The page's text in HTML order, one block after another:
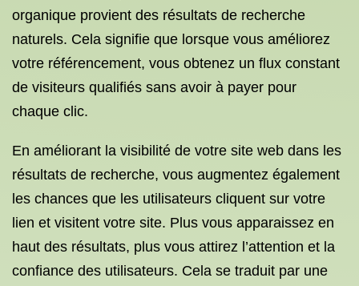
organique provient des résultats de recherche
naturels. Cela signifie que lorsque vous améliorez
votre référencement, vous obtenez un flux constant
de visiteurs qualifiés sans avoir à payer pour
chaque clic.
En améliorant la visibilité de votre site web dans les
résultats de recherche, vous augmentez également
les chances que les utilisateurs cliquent sur votre
lien et visitent votre site. Plus vous apparaissez en
haut des résultats, plus vous attirez l’attention et la
confiance des utilisateurs. Cela se traduit par une